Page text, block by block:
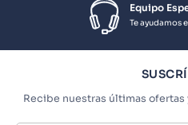
Equipo
Te ayudamos
Recibe nuestras últimas